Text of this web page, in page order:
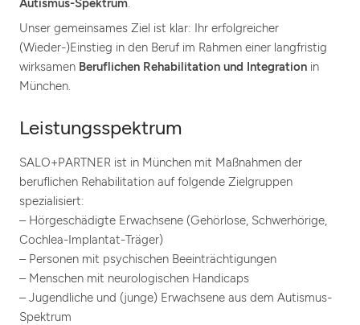
Unser gemeinsames Ziel ist klar: Ihr erfolgreicher
(Wieder-)Einstieg in den Beruf im Rahmen einer langfristig
wirksamen Beruflichen Rehabilitation und Integration in
München.
Leistungsspektrum
SALO+PARTNER ist in München mit Maßnahmen der
beruflichen Rehabilitation auf folgende Zielgruppen
spezialisiert:
– Hörgeschädigte Erwachsene (Gehörlose, Schwerhörige,
Cochlea-Implantat-Träger)
– Personen mit psychischen Beeinträchtigungen
– Menschen mit neurologischen Handicaps
– Jugendliche und (junge) Erwachsene aus dem Autismus-
Spektrum